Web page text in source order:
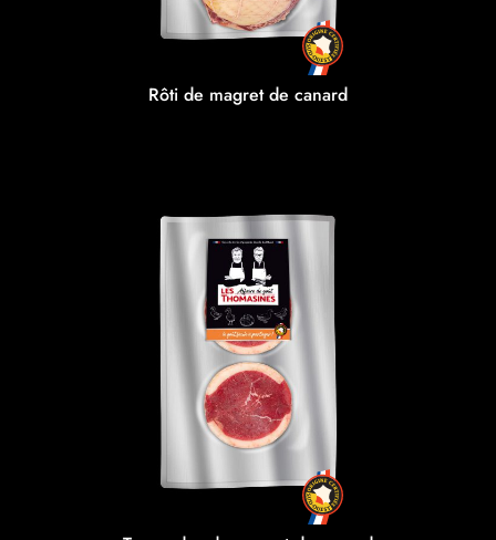
Rôti de magret de canard